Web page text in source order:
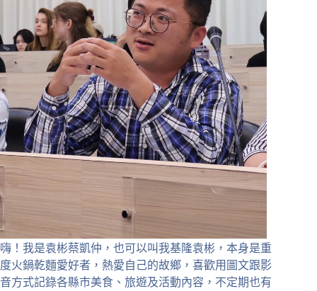
嗨！我是袁彬蔡凱仲，也可以叫我基隆袁彬，本身是重
度火鍋乾麵愛好者，熱愛自己的故鄉，喜歡用圖文跟影
音方式記錄各縣市美食、旅遊及活動內容，不定期也有